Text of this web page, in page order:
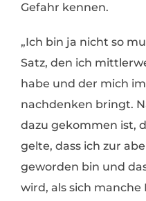
Gefahr kennen.
„Ich bin ja nicht so
Satz, den ich
habe und der mich
nachdenken bringt.
dazu gekommen ist,
gelte, dass ich zur
geworden bin und
wird, als sich manche